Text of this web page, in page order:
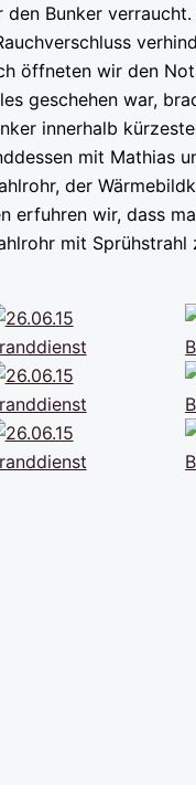
Bunker
öffneten wir den
geschehen war,
innerhalb
mit Mathias
der
erfuhren wir, dass
mit